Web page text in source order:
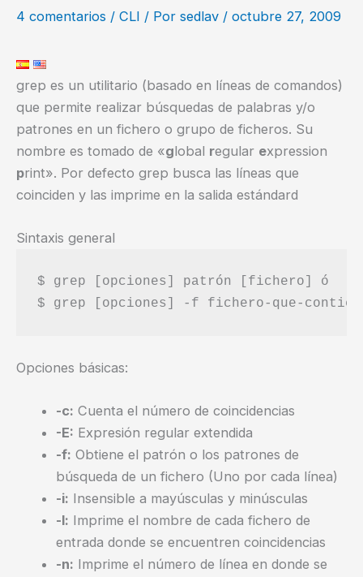
4 comentarios / CLI / Por sedlav / octubre 27, 2009
grep es un utilitario (basado en líneas de comandos)
que permite realizar búsquedas de palabras y/o
patrones en un fichero o grupo de ficheros. Su
nombre es tomado de «global regular expression
print». Por defecto grep busca las líneas que
coinciden y las imprime en la salida estándard
Sintaxis general
$ grep [opciones] patrón [fichero] ó
Opciones básicas:
-c: Cuenta el número de coincidencias
-E: Expresión regular extendida
-f: Obtiene el patrón o los patrones de
búsqueda de un fichero (Uno por cada línea)
-i: Insensible a mayúsculas y minúsculas
-l: Imprime el nombre de cada fichero de
entrada donde se encuentren coincidencias
-n: Imprime el número de línea en donde se